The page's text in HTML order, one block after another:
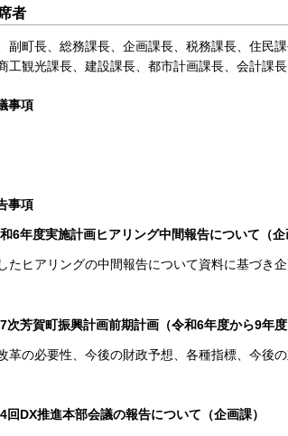
者
副町長、総務課長、企画課長、税務課長、住民
工観光課長、建設課長、都市計画課長、会計課
事項
事項
6年度実施計画ヒアリング中間報告について（企
たヒアリングの中間報告について資料に基づき企
次芳賀町振興計画前期計画（令和6年度から9年
革の必要性、今後の財政予想、各種指標、今後
回DX推進本部会議の報告について（企画課）